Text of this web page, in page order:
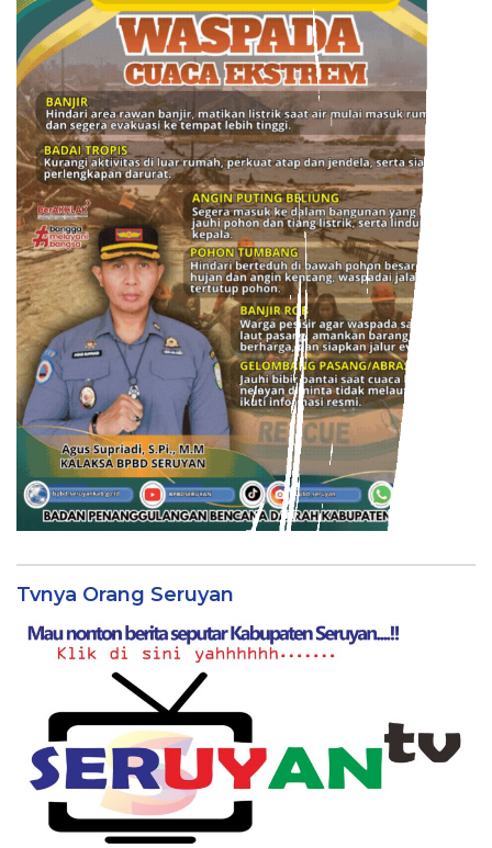
Tvnya Orang Seruyan